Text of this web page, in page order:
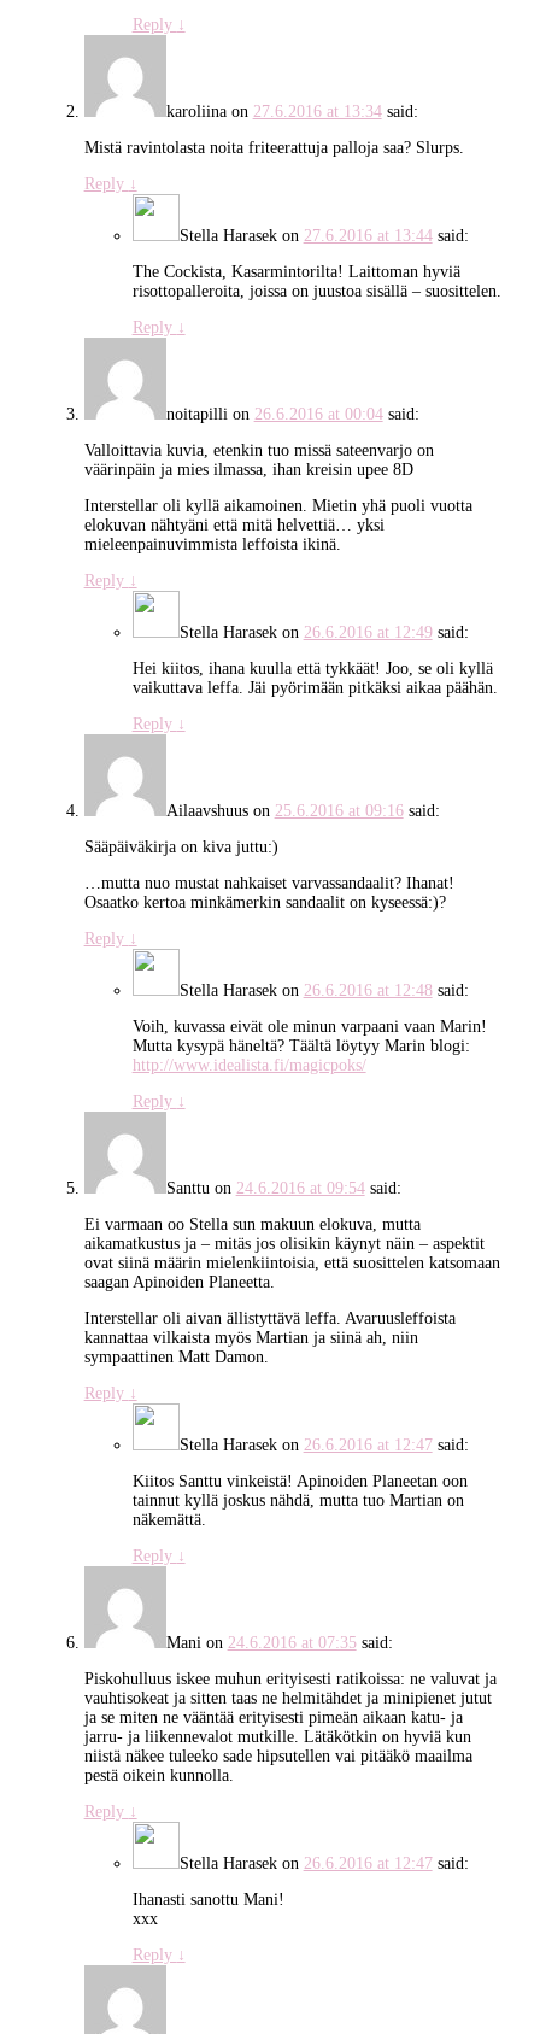
Reply ↓
karoliinaon 27.6.2016 at 13:34 said:
Mistä ravintolasta noita friteerattuja palloja saa? Slurps.
Reply ↓
Stella Harasekon 27.6.2016 at 13:44 said:
The Cockista, Kasarmintorilta! Laittoman hyviä
risottopalleroita, joissa on juustoa sisällä – suosittelen.
Reply ↓
noitapillion 26.6.2016 at 00:04 said:
Valloittavia kuvia, etenkin tuo missä sateenvarjo on
väärinpäin ja mies ilmassa, ihan kreisin upee 8D
Interstellar oli kyllä aikamoinen. Mietin yhä puoli vuotta
elokuvan nähtyäni että mitä helvettiä… yksi
mieleenpainuvimmista leffoista ikinä.
Reply ↓
Stella Harasekon 26.6.2016 at 12:49 said:
Hei kiitos, ihana kuulla että tykkäät! Joo, se oli kyllä
vaikuttava leffa. Jäi pyörimään pitkäksi aikaa päähän.
Reply ↓
Ailaavshuuson 25.6.2016 at 09:16 said:
Sääpäiväkirja on kiva juttu:)
…mutta nuo mustat nahkaiset varvassandaalit? Ihanat!
Osaatko kertoa minkämerkin sandaalit on kyseessä:)?
Reply ↓
Stella Harasekon 26.6.2016 at 12:48 said:
Voih, kuvassa eivät ole minun varpaani vaan Marin!
Mutta kysypä häneltä? Täältä löytyy Marin blogi:
http://www.idealista.fi/magicpoks/
Reply ↓
Santtuon 24.6.2016 at 09:54 said:
Ei varmaan oo Stella sun makuun elokuva, mutta
aikamatkustus ja – mitäs jos olisikin käynyt näin – aspektit
ovat siinä määrin mielenkiintoisia, että suosittelen katsomaan
saagan Apinoiden Planeetta.
Interstellar oli aivan ällistyttävä leffa. Avaruusleffoista
kannattaa vilkaista myös Martian ja siinä ah, niin
sympaattinen Matt Damon.
Reply ↓
Stella Harasekon 26.6.2016 at 12:47 said:
Kiitos Santtu vinkeistä! Apinoiden Planeetan oon
tainnut kyllä joskus nähdä, mutta tuo Martian on
näkemättä.
Reply ↓
Manion 24.6.2016 at 07:35 said:
Piskohulluus iskee muhun erityisesti ratikoissa: ne valuvat ja
vauhtisokeat ja sitten taas ne helmitähdet ja minipienet jutut
ja se miten ne vääntää erityisesti pimeän aikaan katu- ja
jarru- ja liikennevalot mutkille. Lätäkötkin on hyviä kun
niistä näkee tuleeko sade hipsutellen vai pitääkö maailma
pestä oikein kunnolla.
Reply ↓
Stella Harasekon 26.6.2016 at 12:47 said:
Ihanasti sanottu Mani!
xxx
Reply ↓